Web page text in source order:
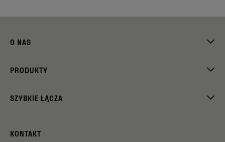
O NAS
PRODUKTY
SZYBKIE ŁĄCZA
KONTAKT